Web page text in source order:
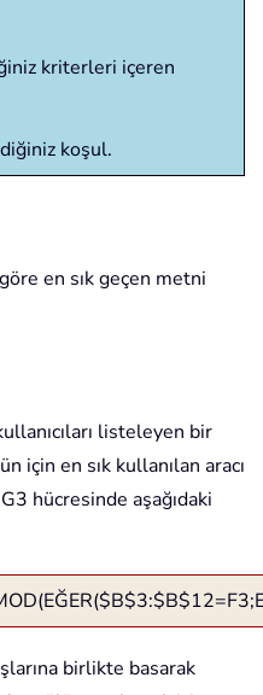
kriterleri içeren
koşul.
en sık geçen metni
listeleyen bir
için en sık kullanılan aracı
hücresinde aşağıdaki
birlikte basarak